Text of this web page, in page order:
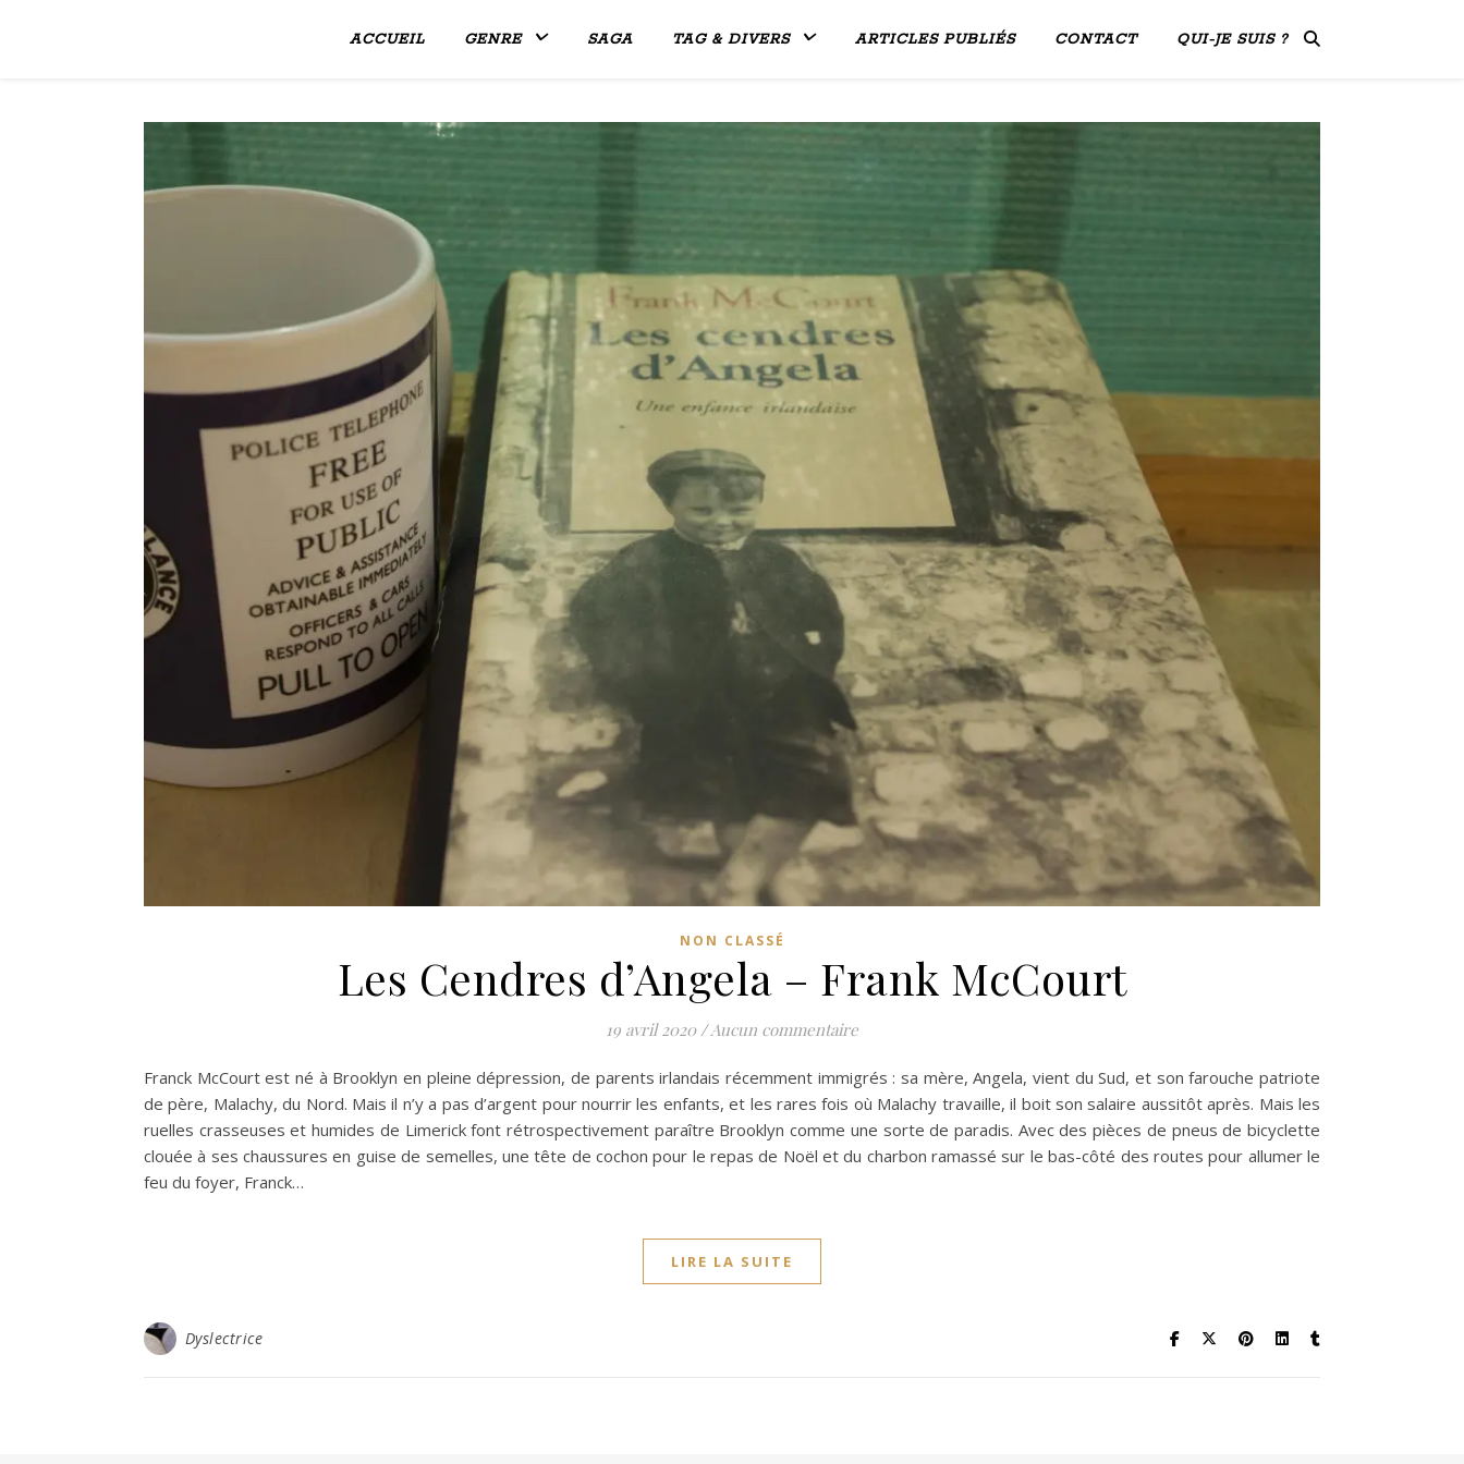
ACCUEIL GENRE SAGA TAG & DIVERS ARTICLES PUBLIÉS CONTACT QUI-JE SUIS ?
NON CLASSÉ
Les Cendres d’Angela – Frank McCourt
19 avril 2020 /Aucun commentaire
Franck McCourt est né à Brooklyn en pleine dépression, de parents irlandais récemment immigrés : sa mère, Angela, vient du Sud, et son farouche patriote
de père, Malachy, du Nord. Mais il n’y a pas d’argent pour nourrir les enfants, et les rares fois où Malachy travaille, il boit son salaire aussitôt après. Mais les
ruelles crasseuses et humides de Limerick font rétrospectivement paraître Brooklyn comme une sorte de paradis. Avec des pièces de pneus de bicyclette
clouée à ses chaussures en guise de semelles, une tête de cochon pour le repas de Noël et du charbon ramassé sur le bas-côté des routes pour allumer le
feu du foyer, Franck…
LIRE LA SUITE
Dyslectrice